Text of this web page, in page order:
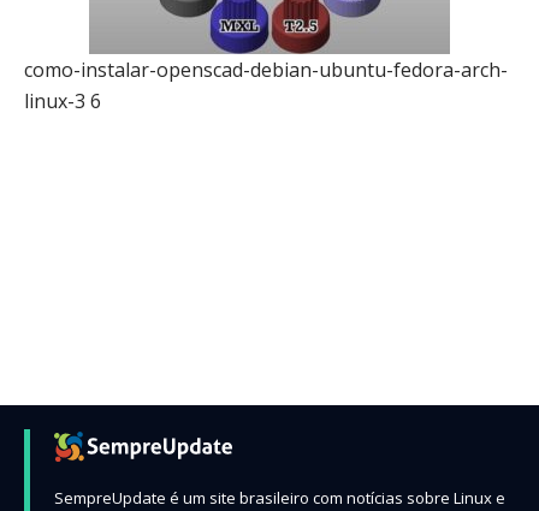
como-instalar-openscad-debian-ubuntu-fedora-arch-
linux-3 6
SempreUpdate é um site brasileiro com notícias sobre Linux e